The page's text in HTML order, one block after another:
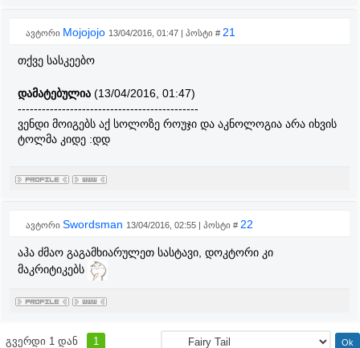
ავტორი Mojojojo 13/04/2016, 01:47 | პოსტი # 21
თქვე სასკეებო
დამატებულია (13/04/2016, 01:47)
---------------------------------------------
ვენდი მოიგებს აქ სოლოზე როუჯი და აკნოლოგია არა იხვის
ტოლმა კიდე :დდ
ავტორი Swordsman 13/04/2016, 02:55 | პოსტი # 22
აჰა ძმაო გაგამხიარულეთ სასტავი, დოკტორი კი
მაკრიტიკებს
გვერდი 1 დან 1